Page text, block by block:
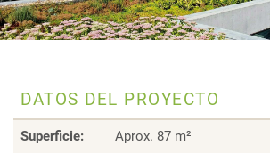
DATOS DEL PROYECTO
Superficie: Aprox. 87 m²